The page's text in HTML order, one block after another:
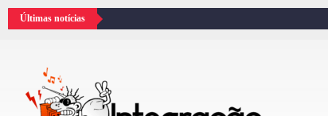
Últimas notícias